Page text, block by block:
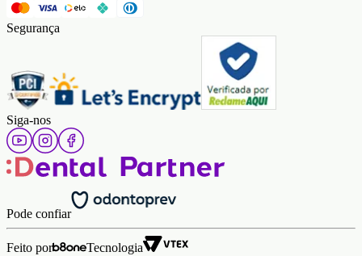
Segurança
Siga-nos
Pode confiar
Feito por
Tecnologia